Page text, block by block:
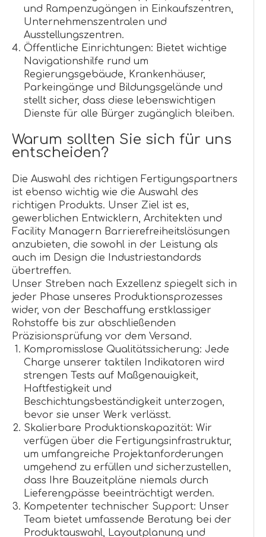
und Rampenzugängen in Einkaufszentren,
Unternehmenszentralen und
Ausstellungszentren.
Öffentliche Einrichtungen: Bietet wichtige
Navigationshilfe rund um
Regierungsgebäude, Krankenhäuser,
Parkeingänge und Bildungsgelände und
stellt sicher, dass diese lebenswichtigen
Dienste für alle Bürger zugänglich bleiben.
Warum sollten Sie sich für uns
entscheiden?
Die Auswahl des richtigen Fertigungspartners
ist ebenso wichtig wie die Auswahl des
richtigen Produkts. Unser Ziel ist es,
gewerblichen Entwicklern, Architekten und
Facility Managern Barrierefreiheitslösungen
anzubieten, die sowohl in der Leistung als
auch im Design die Industriestandards
übertreffen.
Unser Streben nach Exzellenz spiegelt sich in
jeder Phase unseres Produktionsprozesses
wider, von der Beschaffung erstklassiger
Rohstoffe bis zur abschließenden
Präzisionsprüfung vor dem Versand.
Kompromisslose Qualitätssicherung: Jede
Charge unserer taktilen Indikatoren wird
strengen Tests auf Maßgenauigkeit,
Haftfestigkeit und
Beschichtungsbeständigkeit unterzogen,
bevor sie unser Werk verlässt.
Skalierbare Produktionskapazität: Wir
verfügen über die Fertigungsinfrastruktur,
um umfangreiche Projektanforderungen
umgehend zu erfüllen und sicherzustellen,
dass Ihre Bauzeitpläne niemals durch
Lieferengpässe beeinträchtigt werden.
Kompetenter technischer Support: Unser
Team bietet umfassende Beratung bei der
Produktauswahl, Layoutplanung und